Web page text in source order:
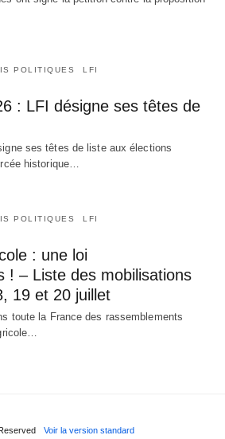
POLITIQUES LFI
: LFI désigne ses têtes de
ses têtes de liste aux élections
historique…
POLITIQUES LFI
: une loi
! – Liste des mobilisations
19 et 20 juillet
toute la France des rassemblements
Voir la version standard